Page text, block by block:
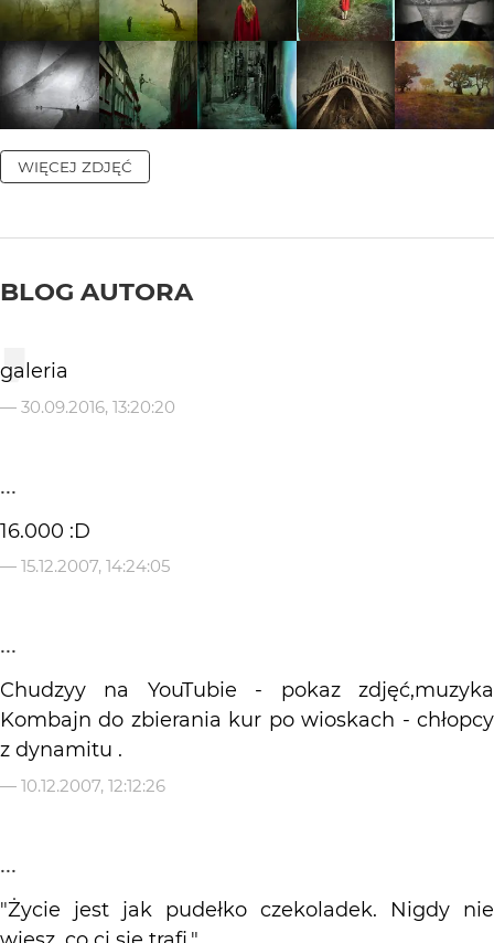
WIĘCEJ ZDJĘĆ
BLOG AUTORA
galeria
— 30.09.2016, 13:20:20
...
16.000 :D
— 15.12.2007, 14:24:05
...
Chudzyy na YouTubie - pokaz zdjęć,muzyka
Kombajn do zbierania kur po wioskach - chłopcy
z dynamitu .
— 10.12.2007, 12:12:26
...
"Życie jest jak pudełko czekoladek. Nigdy nie